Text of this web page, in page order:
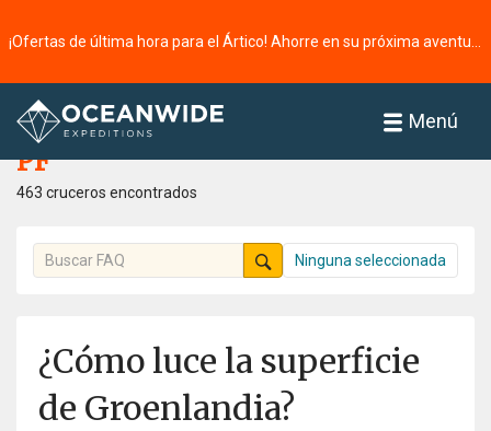
Menú
Página principal
PF
463 cruceros encontrados
Ninguna seleccionada
¿Cómo luce la superficie
de Groenlandia?